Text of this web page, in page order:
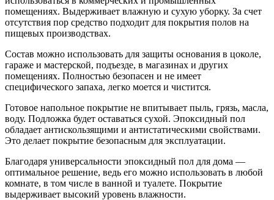
помещениях. Выдерживает влажную и сухую уборку. За счет
отсутствия пор средство подходит для покрытия полов на
пищевых производствах.
Состав можно использовать для защиты основания в цоколе,
гараже и мастерской, подъезде, в магазинах и других
помещениях. Полностью безопасен и не имеет
специфического запаха, легко моется и чистится.
Готовое напольное покрытие не впитывает пыль, грязь, масла,
воду. Подложка будет оставаться сухой. Эпоксидный пол
обладает антискользящими и антистатическими свойствами.
Это делает покрытие безопасным для эксплуатации.
Благодаря универсальности эпоксидный пол для дома —
оптимальное решение, ведь его можно использовать в любой
комнате, в том числе в ванной и туалете. Покрытие
выдерживает высокий уровень влажности.